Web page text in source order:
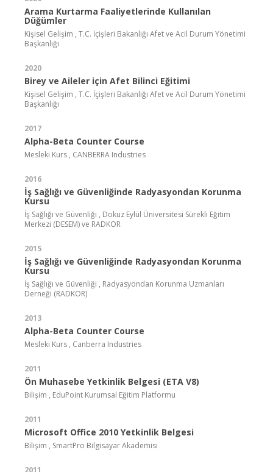
Arama Kurtarma Faaliyetlerinde Kullanılan
Düğümler
Kişisel Gelişim , T.C. İçişleri Bakanlığı Afet ve Acil Durum Yönetimi
Başkanlığı
2020
Birey ve Aileler için Afet Bilinci Eğitimi
Kişisel Gelişim , T.C. İçişleri Bakanlığı Afet ve Acil Durum Yönetimi
Başkanlığı
2017
Alpha-Beta Counter Course
Mesleki Kurs , CANBERRA Industries
2016
İş Sağlığı ve Güvenliğinde Radyasyondan Korunma
Kursu
İş Sağlığı ve Güvenliği , Dokuz Eylül Üniversitesi Sürekli Eğitim
Merkezi (DESEM) ve RADKOR
2015
İş Sağlığı ve Güvenliğinde Radyasyondan Korunma
Kursu
İş Sağlığı ve Güvenliği , Radyasyondan Korunma Uzmanları
Derneği (RADKOR)
2013
Alpha-Beta Counter Course
Mesleki Kurs , Canberra Industries
2011
Ön Muhasebe Yetkinlik Belgesi (ETA V8)
Bilişim , EduPoint Kurumsal Eğitim Platformu
2011
Microsoft Office 2010 Yetkinlik Belgesi
Bilişim , SmartPro Bilgisayar Akademisi
2011